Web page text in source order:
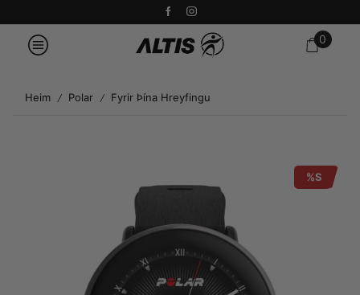
0
Heim / Polar / Fyrir Þína Hreyfingu
%S